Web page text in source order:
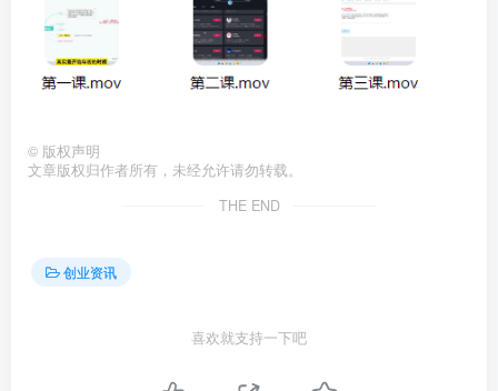
© 版权声明
文章版权归作者所有，未经允许请勿转载。
THE END
创业资讯
喜欢就支持一下吧